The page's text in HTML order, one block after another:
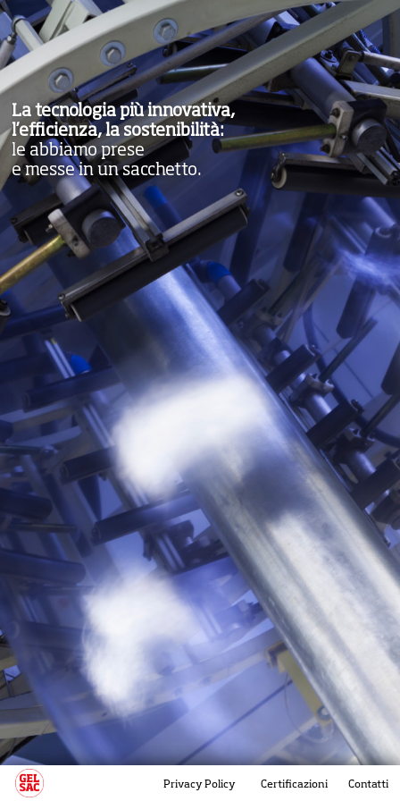
La tecnologia più innovativa,
l’efficienza, la sostenibilità:
le abbiamo prese
e messe in un sacchetto.
Privacy Policy Certificazioni Contatti